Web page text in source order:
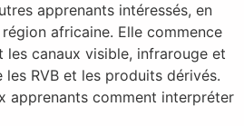
apprenants intéressés, en
africaine. Elle commence
les canaux visible, infrarouge et
les RVB et les produits dérivés.
apprenants comment interpréter